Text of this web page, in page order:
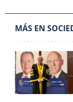
MÁS EN